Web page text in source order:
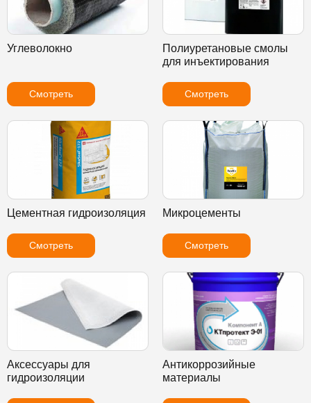
Углеволокно
Смотреть
Полиуретановые смолы
для инъектирования
Смотреть
Цементная гидроизоляция
Смотреть
Микроцементы
Смотреть
Аксессуары для
гидроизоляции
Антикоррозийные
материалы